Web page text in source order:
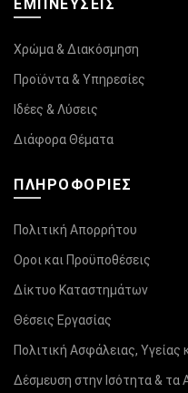
ΕΜΠΝΕΥΣΕΙΣ
Χρώμα & Διακόσμηση
Προϊόντα & Υπηρεσίες
Ιδέες & Λύσεις
Διάφορα Θέματα
ΠΛΗΡΟΦΟΡΊΕΣ
Πολιτική Απορρήτου
Οροι και Προϋποθέσεις
Δίκτυο Καταστημάτων
Θέσεις Εργασίας
Πολιτική Ασφάλειας, Υγείας
Δέσμευση στην Ισότητα &